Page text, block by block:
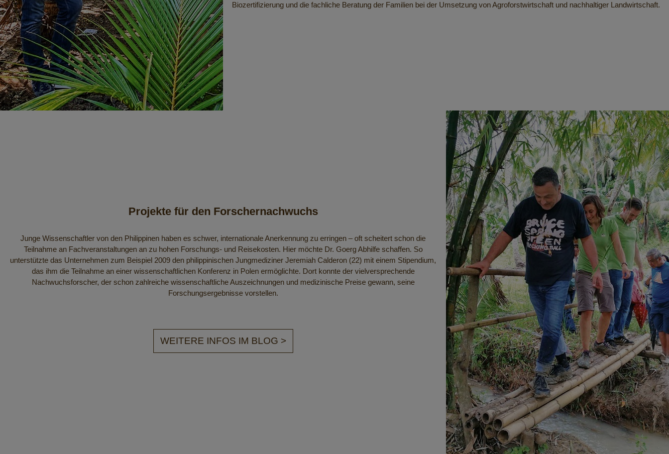
Biozertifizierung und die fachliche Beratung der Familien bei der Umsetzung von Agroforstwirtschaft und nachhaltiger Landwirtschaft.
Projekte für den Forschernachwuchs
Junge Wissenschaftler von den Philippinen haben es schwer, internationale Anerkennung zu erringen – oft scheitert schon die
Teilnahme an Fachveranstaltungen an zu hohen Forschungs- und Reisekosten. Hier möchte Dr. Goerg Abhilfe schaffen. So
unterstützte das Unternehmen zum Beispiel 2009 den philippinischen Jungmediziner Jeremiah Calderon (22) mit einem Stipendium,
das ihm die Teilnahme an einer wissenschaftlichen Konferenz in Polen ermöglichte. Dort konnte der vielversprechende
Nachwuchsforscher, der schon zahlreiche wissenschaftliche Auszeichnungen und medizinische Preise gewann, seine
Forschungsergebnisse vorstellen.
WEITERE INFOS IM BLOG >